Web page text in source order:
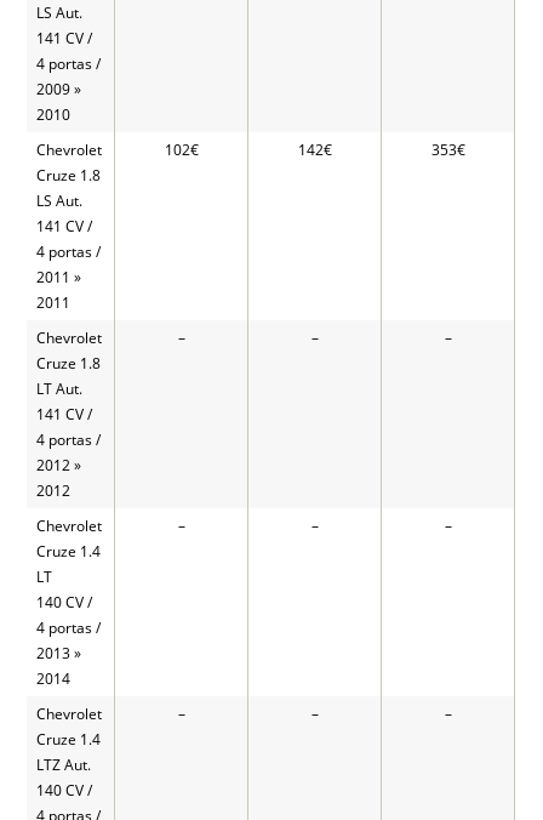
LS Aut.
141 CV /
4 portas /
2009 »
2010
Chevrolet
Cruze 1.8
LS Aut.
141 CV /
4 portas /
2011 »
2011
102€ 142€ 353€
Chevrolet
Cruze 1.8
LT Aut.
141 CV /
4 portas /
2012 »
2012
– – –
Chevrolet
Cruze 1.4
LT
140 CV /
4 portas /
2013 »
2014
– – –
Chevrolet
Cruze 1.4
LTZ Aut.
140 CV /
– – –